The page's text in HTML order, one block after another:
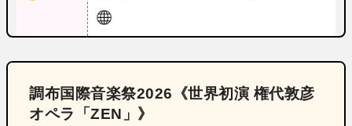
調布国際音楽祭2026《世界初演 権代敦彦
オペラ「ZEN」》